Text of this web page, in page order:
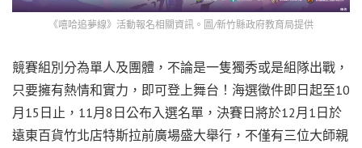
《嘻哈追夢線》活動報名相關資訊。圖/新竹縣政府教育局提供
競賽組別分為單人及團體，不論是一隻獨秀或是組隊出戰，
只要擁有熱情和實力，即可登上舞台！海選徵件即日起至10
月15日止，11月8日公布入選名單，決賽日將於12月1日於
遠東百貨竹北店特斯拉前廣場盛大舉行，不僅有三位大師親